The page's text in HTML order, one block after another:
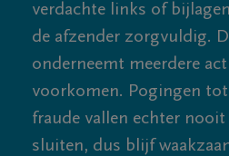
verdachte links of
de afzender zorgvuldig.
onderneemt meerdere
voorkomen. Pogingen
fraude vallen echter
sluiten, dus blijf